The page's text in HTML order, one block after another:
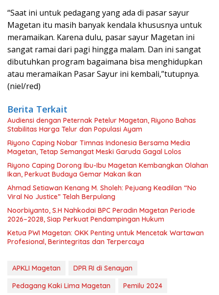
“Saat ini untuk pedagang yang ada di pasar sayur
Magetan itu masih banyak kendala khususnya untuk
meramaikan. Karena dulu, pasar sayur Magetan ini
sangat ramai dari pagi hingga malam. Dan ini sangat
dibutuhkan program bagaimana bisa menghidupkan
atau meramaikan Pasar Sayur ini kembali,”tutupnya.
(niel/red)
Berita Terkait
Audiensi dengan Peternak Petelur Magetan, Riyono Bahas
Stabilitas Harga Telur dan Populasi Ayam
Riyono Caping Nobar Timnas Indonesia Bersama Media
Magetan, Tetap Semangat Meski Garuda Gagal Lolos
Riyono Caping Dorong Ibu-Ibu Magetan Kembangkan Olahan
Ikan, Perkuat Budaya Gemar Makan Ikan
Ahmad Setiawan Kenang M. Sholeh: Pejuang Keadilan “No
Viral No Justice” Telah Berpulang
Noorbiyanto, S.H Nahkodai BPC Peradin Magetan Periode
2026–2028, Siap Perkuat Pendampingan Hukum
Ketua PWI Magetan: OKK Penting untuk Mencetak Wartawan
Profesional, Berintegritas dan Terpercaya
APKLI Magetan
DPR RI di Senayan
Pedagang Kaki Lima Magetan
Pemilu 2024